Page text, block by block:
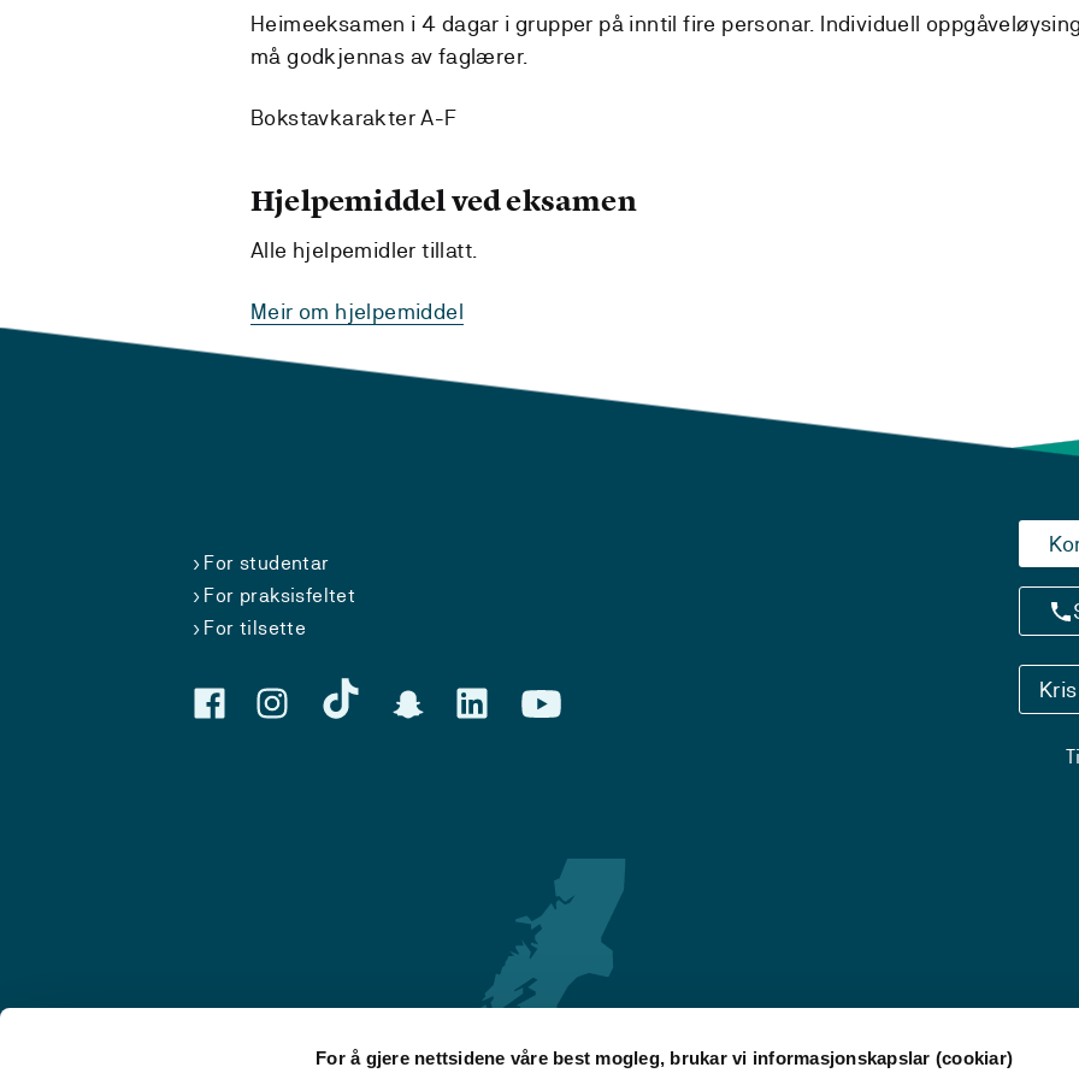
For å gjere nettsidene våre best mogleg, brukar vi informasjonskapslar (cookiar)
Heimeeksamen i 4 dagar i grupper på inntil fire personar. Individuell
må godkjennas av faglærer.
Bokstavkarakter A-F
Hjelpemiddel ved eksamen
Alle hjelpemidler tillatt.
Meir om hjelpemiddel
For studentar
For praksisfeltet
For tilsette